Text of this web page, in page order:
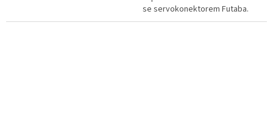
se servokonektorem Futaba.